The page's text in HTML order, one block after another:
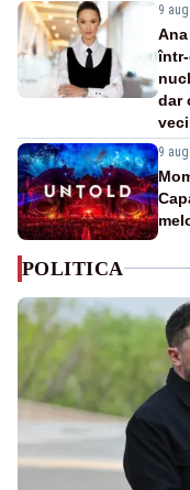
9
dar
9
POLITICA